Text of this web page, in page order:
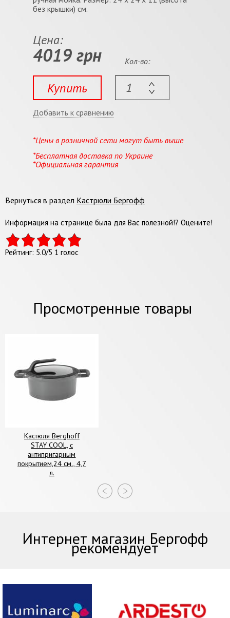
без крышки) см.
Цена:
4019 грн
Купить
Кол-во:
Добавить к сравнению
*Цены в розничной сети могут быть выше
*Бесплатная доставка по Украине
*Официальная гарантия
Вернуться в раздел Кастрюли Бергофф
Информация на странице была для Вас полезной!? Оцените!
Рейтинг: 5.0/5 1 голос
Просмотренные товары
Кастюля Berghoff
STAY COOL, с
антипригарным
покрытием,24 см., 4,7
л.
Интернет магазин Бергофф
рекомендует